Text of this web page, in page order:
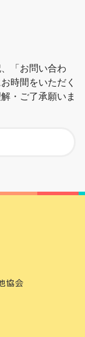
「お問い合わ
時間をいただく
・ご了承願いま